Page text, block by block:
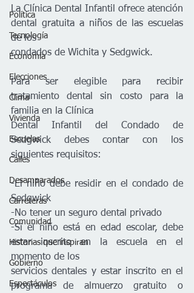
Política
Tecnología
Economía
Elecciones
Clima
Vivienda
Escuelas
Calles
Desamparados
Carreteras
Comunidad
Historias que inspiran
Gobierno
Espectáculos
La Clínica Dental Infantil ofrece atención
dental gratuita a niños de las escuelas
de los
condados de Wichita y Sedgwick.
Para ser elegible para recibir
tratamiento dental sin costo para la
familia en la Clínica
Dental Infantil del Condado de
Sedgwick debes contar con los
siguientes requisitos:
-El niño debe residir en el condado de
Sedgwick
-No tener un seguro dental privado
-Si el niño está en edad escolar, debe
estar inscrito en la escuela en el
momento de los
servicios dentales y estar inscrito en el
programa de almuerzo gratuito o